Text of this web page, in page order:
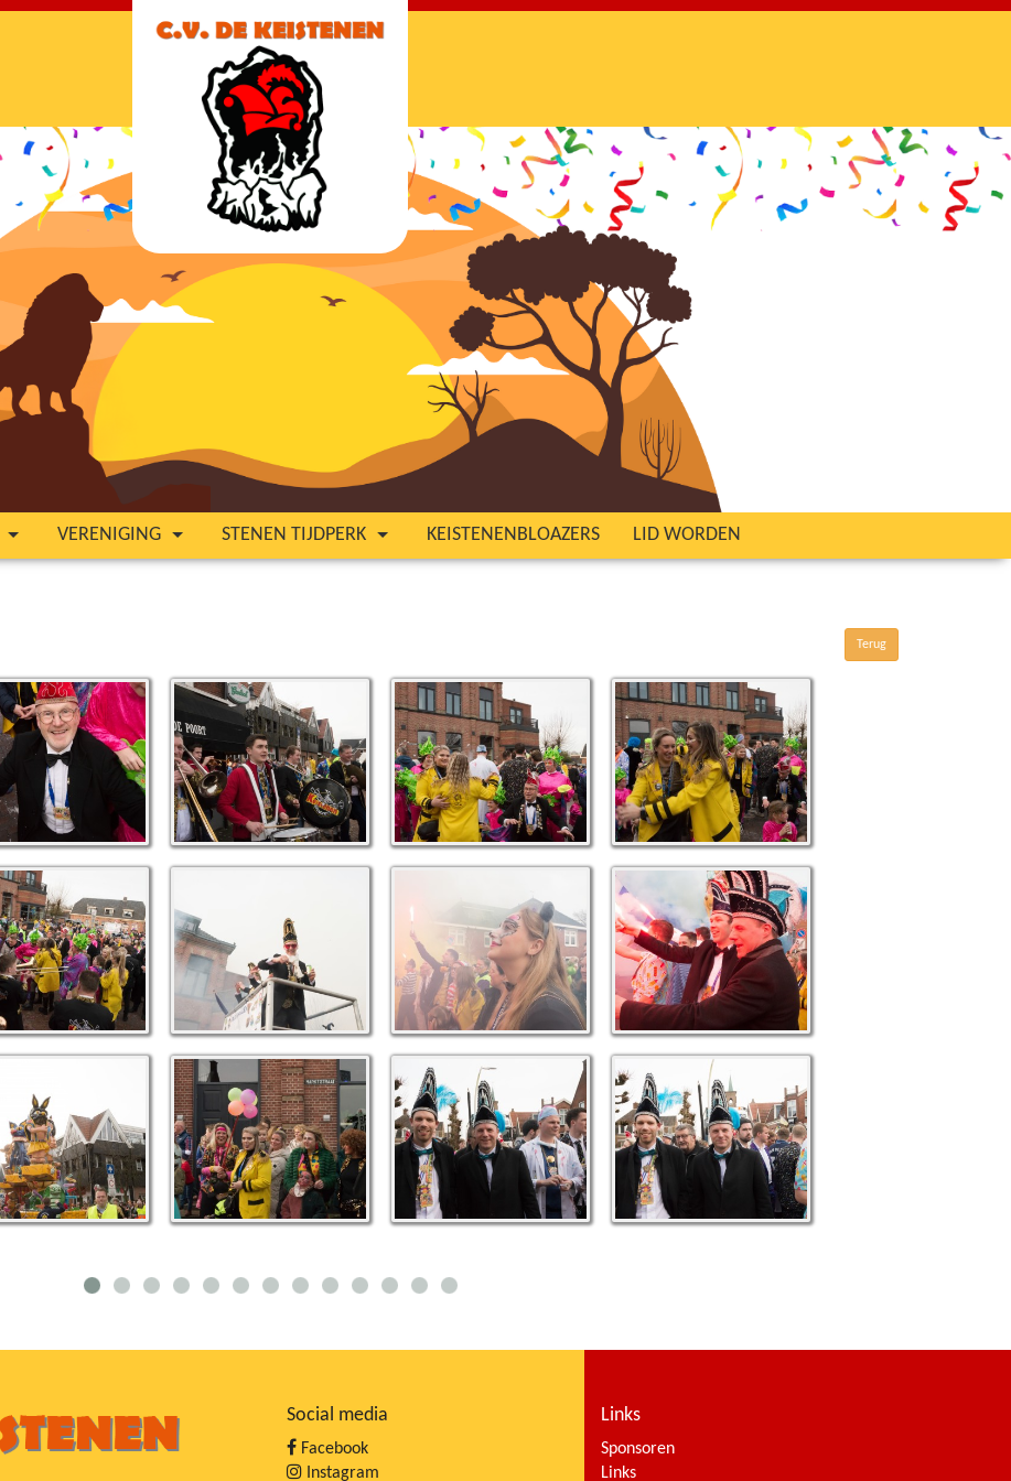
VERENIGING STENEN TIJDPERK KEISTENENBLOAZERS LID WORDEN
Social media
Facebook
Instagram
Links
Sponsoren
Links